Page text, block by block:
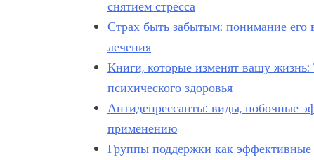
снятием стресса
Страх быть забытым: понимание его
лечения
Книги, которые изменят вашу
психического здоровья
Антидепрессанты: виды, побочные
применению
Группы поддержки как эффективные